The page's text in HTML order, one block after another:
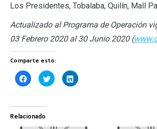
Los Presidentes, Tobalaba, Quilín, Mall
Actualizado al Programa de Operación
03 Febrero 2020 al 30 Junio 2020 (
Comparte esto:
Haz
clic
Facebook
abre
en
Haz
clic
en
Haz
clic
en
Relacionado